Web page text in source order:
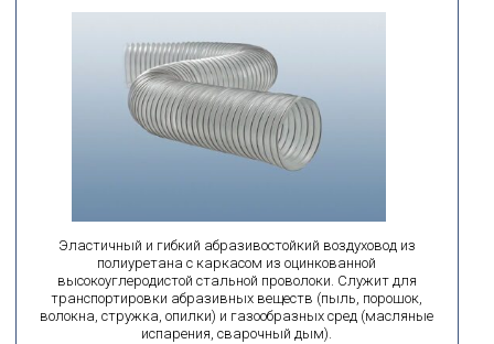
Эластичный и гибкий абразивостойкий воздуховод из
полиуретана с каркасом из оцинкованной
высокоуглеродистой стальной проволоки. Служит для
транспортировки абразивных веществ (пыль, порошок,
волокна, стружка, опилки) и газообразных сред (масляные
испарения, сварочный дым).